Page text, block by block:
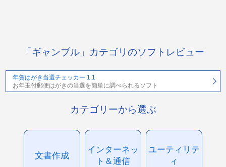
「ギャンブル」カテゴリのソフトレビュー
年賀はがき当選チェッカー 1.1
お年玉付郵便はがきの当選を簡単に調べられるソフト
カテゴリーから選ぶ
文書作成
インターネッ
ト＆通信
ユーティリテ
ィ